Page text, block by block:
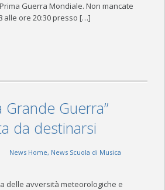
Guerra Mondiale. Non mancate
alle ore 20:30 presso […]
Grande Guerra”
da destinarsi
News Home, News Scuola di Musica
delle avversità meteorologiche e